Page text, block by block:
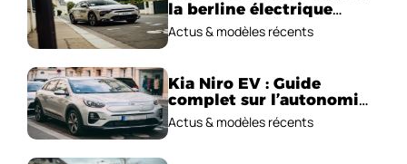
la berline électrique
emblématique!
Actus & modèles récents
Kia Niro EV : Guide
complet sur l’autonomie
et le prix !
Actus & modèles récents